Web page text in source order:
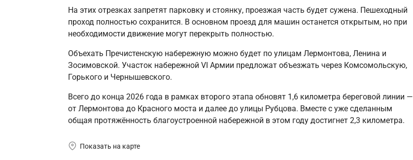
На этих отрезках запретят парковку и стоянку, проезжая часть будет сужена. Пешеходный
проход полностью сохранится. В основном проезд для машин останется открытым, но при
необходимости движение могут перекрыть полностью.
Объехать Пречистенскую набережную можно будет по улицам Лермонтова, Ленина и
Зосимовской. Участок набережной VI Армии предложат объезжать через Комсомольскую,
Горького и Чернышевского.
Всего до конца 2026 года в рамках второго этапа обновят 1,6 километра береговой линии —
от Лермонтова до Красного моста и далее до улицы Рубцова. Вместе с уже сделанным
общая протяжённость благоустроенной набережной в этом году достигнет 2,3 километра.
Показать на карте